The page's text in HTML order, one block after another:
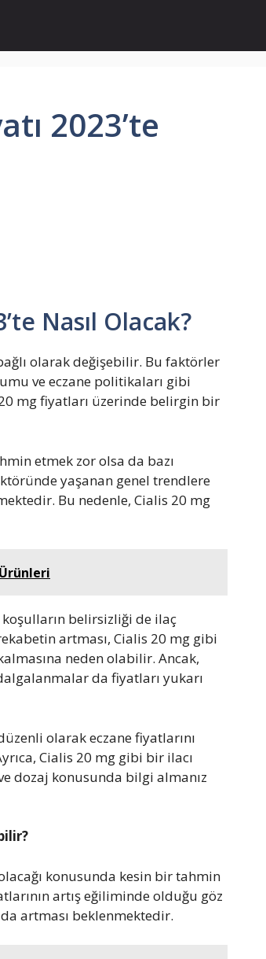
2023’te
Nasıl Olacak?
olarak değişebilir. Bu faktörler
ve eczane politikaları gibi
mg fiyatları üzerinde belirgin bir
etmek zor olsa da bazı
yaşanan genel trendlere
Bu nedenle, Cialis 20 mg
belirsizliği de ilaç
artması, Cialis 20 mg gibi
neden olabilir. Ancak,
da fiyatları yukarı
olarak eczane fiyatlarını
Cialis 20 mg gibi bir ilacı
dozaj konusunda bilgi almanız
konusunda kesin bir tahmin
artış eğiliminde olduğu göz
artması beklenmektedir.